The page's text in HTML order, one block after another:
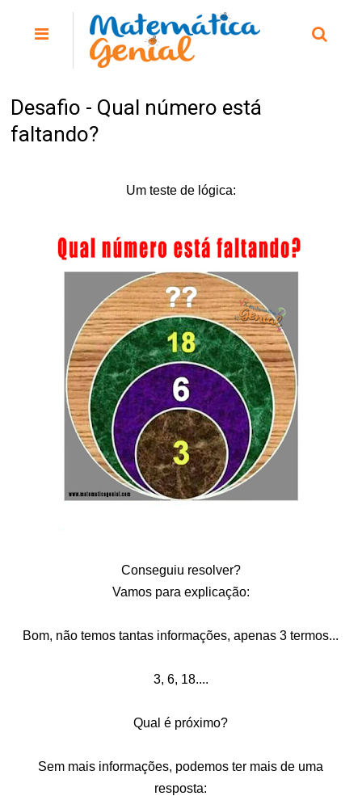
Desafio - Qual número está
faltando?
Um teste de lógica:
Conseguiu resolver?
Vamos para explicação:
Bom, não temos tantas informações, apenas 3 termos...
3, 6, 18....
Qual é próximo?
Sem mais informações, podemos ter mais de uma
resposta: